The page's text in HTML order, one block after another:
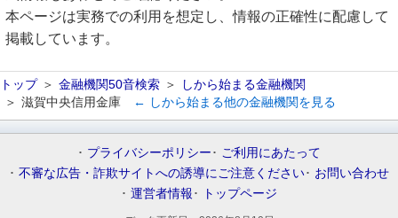
本ページは実務での利用を想定し、情報の正確性に配慮して
掲載しています。
トップ 金融機関50音検索
しから始まる金融機関
滋賀中央信用金庫
← しから始まる他の金融機関を見る
プライバシーポリシー
ご利用にあたって
不審な広告・詐欺サイトへの誘導にご注意ください
お問い合わせ
運営者情報
トップページ